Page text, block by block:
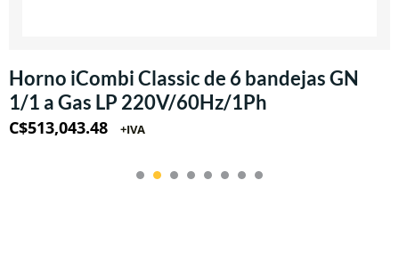
Horno iCombi Classic de 6 bandejas GN
1/1 a Gas LP 220V/60Hz/1Ph
C$513,043.48 +IVA